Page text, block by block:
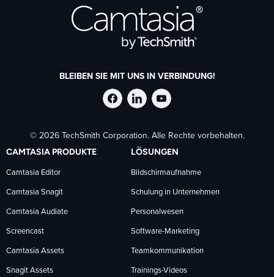
BLEIBEN SIE MIT UNS IN VERBINDUNG!
TechSmith
auf
Facebook
folgen
TechSmith
auf
LinkedIn
folgen
TechSmith
auf
YouTube
folgen
© 2026 TechSmith Corporation. Alle Rechte vorbehalten.
CAMTASIA PRODUKTE
Camtasia Editor
Camtasia Snagit
Camtasia Audiate
Screencast
Camtasia Assets
Snagit Assets
LÖSUNGEN
Bildschirmaufnahme
Schulung in Unternehmen
Personalwesen
Software-Marketing
Teamkommunikation
Trainings-Videos